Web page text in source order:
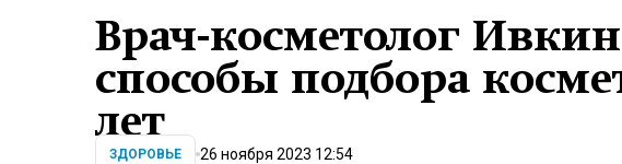
Врач-косметолог
способы подбора
лет
ЗДОРОВЬЕ 26 ноября 2023 12:54